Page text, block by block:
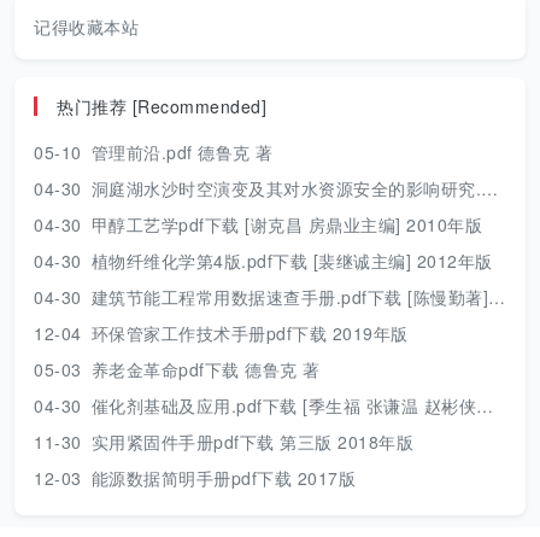
记得收藏本站
热门推荐 [Recommended]
05-10 管理前沿.pdf 德鲁克 著
04-30 洞庭湖水沙时空演变及其对水资源安全的影响研究.pdf 胡光伟 著 2017年版
04-30 甲醇工艺学pdf下载 [谢克昌 房鼎业主编] 2010年版
04-30 植物纤维化学第4版.pdf下载 [裴继诚主编] 2012年版
04-30 建筑节能工程常用数据速查手册.pdf下载 [陈慢勤著] 2010年版
12-04 环保管家工作技术手册pdf下载 2019年版
05-03 养老金革命pdf下载 德鲁克 著
04-30 催化剂基础及应用.pdf下载 [季生福 张谦温 赵彬侠编] 2011年版
11-30 实用紧固件手册pdf下载 第三版 2018年版
12-03 能源数据简明手册pdf下载 2017版